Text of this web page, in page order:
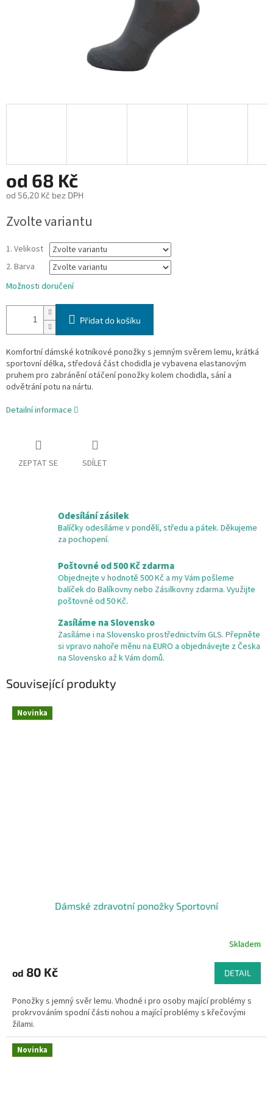
od 68 Kč
od 56,20 Kč bez DPH
cena:
Zvolte variantu
1. Velikost
2. Barva
Možnosti doručení
Přidat do košíku
Komfortní dámské kotníkové ponožky s jemným svěrem lemu, krátká
sportovní délka, středová část chodidla je vybavena elastanovým
pruhem pro zabránění otáčení ponožky kolem chodidla, sání a
odvětrání potu na nártu.
Detailní informace
ZEPTAT SE SDÍLET
Odesílání zásilek
Balíčky odesíláme v pondělí, středu a pátek. Děkujeme
za pochopení.
Poštovné od 500 Kč zdarma
Objednejte v hodnotě 500 Kč a my Vám pošleme
balíček do Balíkovny nebo Zásilkovny zdarma. Využijte
poštovné od 50 Kč.
Zasíláme na Slovensko
Zasíláme i na Slovensko prostřednictvím GLS. Přepněte
si vpravo nahoře měnu na EURO a objednávejte z Česka
na Slovensko až k Vám domů.
Související produkty
Novinka
Dámské zdravotní ponožky Sportovní
Skladem
od 80 Kč DETAIL
Ponožky s jemný svěr lemu. Vhodné i pro osoby mající problémy s
prokrvováním spodní části nohou a mající problémy s křečovými
žilami.
Novinka